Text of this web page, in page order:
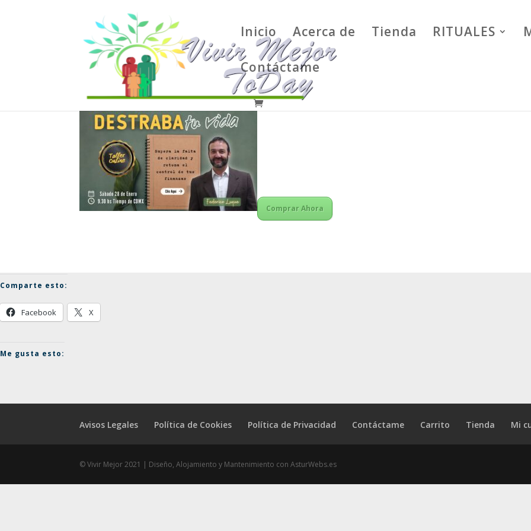
Inicio Acerca de Tienda RITUALES
Contáctame
Comprar Ahora
Comparte esto:
Facebook X
Me gusta esto:
Avisos Legales Política de Cookies Política de Privacidad Contáctame Carrito Tienda Mi
© Vivir Mejor 2021 | Diseño, Alojamiento y Mantenimiento con AsturWebs.es